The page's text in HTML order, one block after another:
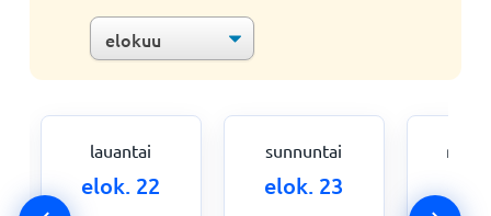
lauantai
elok. 22
sunnuntai
elok. 23